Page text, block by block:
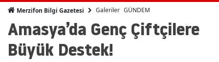
Merzifon Bilgi Gazetesi Galeriler GÜNDEM
Amasya’da Genç Çiftçilere
Büyük Destek!